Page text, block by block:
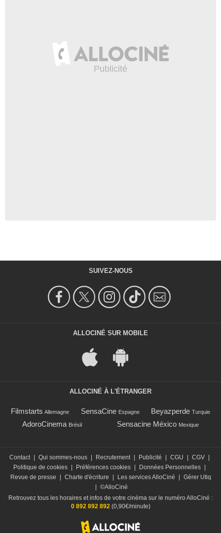
SUIVEZ-NOUS
ALLOCINÉ SUR MOBILE
ALLOCINÉ À L'ÉTRANGER
Filmstarts Allemagne SensaCine Espagne Beyazperde Turquie
AdoroCinema Brésil Sensacine México Mexique
Contact Qui sommes-nous Recrutement Publicité CGU CGV
Politique de cookies
Préférences cookies Données Personnelles
Revue de presse
Charte d'écriture Les services AlloCiné
Gérer Utiq
©AlloCiné
Retrouvez tous les horaires et infos de votre cinéma sur le numéro AlloCiné :
0 892 892 892(0,90€/minute)